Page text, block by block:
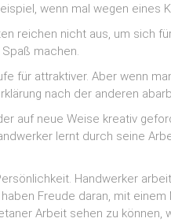
wenn mal wegen
reichen nicht aus, um sich
machen.
für attraktiver. Aber wenn
nach der anderen
auf neue Weise kreativ
lernt durch seine
Handwerker
Freude daran, mit
Arbeit sehen zu